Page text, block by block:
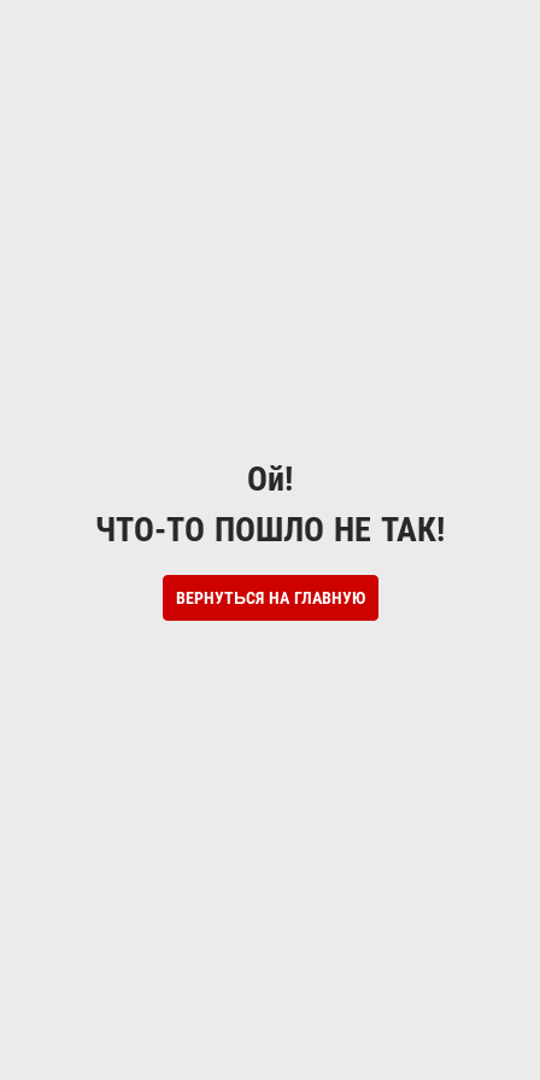
Ой!
ЧТО-ТО ПОШЛО НЕ ТАК!
ВЕРНУТЬСЯ НА ГЛАВНУЮ